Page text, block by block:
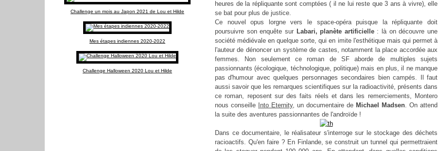
Challenge un mois au Japon 2021 de Lou et Hilde
Mes étapes indiennes 2020-2022
Challenge Halloween 2020 Lou et Hilde
heures de la répliquante sont comptées ( il ne lui reste que 3 ans à vivre), elle
se bat pour plus de justice.
Ce nouvel opus lorgne vers le space-opéra puisque la répliquante doit
poursuivre son enquête surLabari, planète artificielle: là on découvre une
société médiévale en quelque sorte, qui en imite l'esthétique mais qui permet à
l'auteur de dénoncer un système de castes, notamment la place accordée aux
femmes. Non seulement ce roman de SF aborde de multiples sujets
passionnants (écologique, téchnologique, politique) mais en plus, il ne manque
pas d'humour avec quelques personnages secondaires bien campés. Il faut
aussi savoir que les remarques scientifiques sur la radioactivité, présents dans
ce roman, reposent sur des faits réels et dans les remerciements, Montero
nous conseille
Into Eternity, un documentaire de Michael Madsen. On attend
la suite des aventures passionnantes de l'androïde !
Dans ce documentaire, le réalisateur s'interroge sur le stockage des déchets
racioactifs. Qu'en faire ? En Finlande, se construit un tunnel qui permettraient